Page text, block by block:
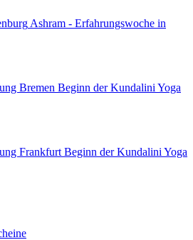
Ashram - Erfahrungswoche in
Beginn der Kundalini Yoga
Beginn der Kundalini Yoga